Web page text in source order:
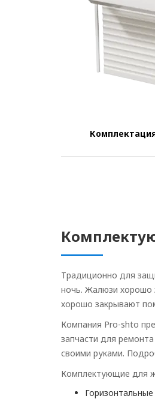
Традиционно для
ночь. Жалюзи хорошо
хорошо закрывают
Компания Pro-shto
запчасти для
своими руками.
Комплектующие для